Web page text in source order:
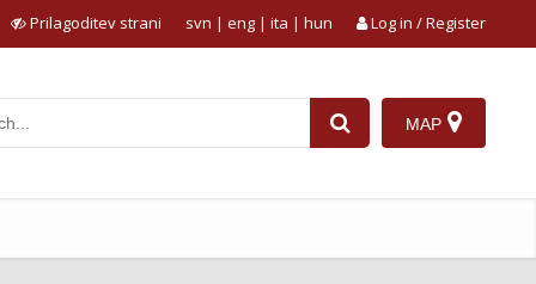
Prilagoditev strani Log in / Register
svn | eng | ita | hun
MAP